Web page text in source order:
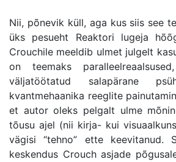
Nii, põnevik küll, aga kus siis see
üks pesueht Reaktori lugeja
Crouchile meeldib ulmet julgelt
on teemaks
väljatöötatud salapärane
kvantmehaanika reeglite
et autor oleks pelgalt ulme
tõusu ajel (nii kirja- kui
vägisi “tehno” ette keevitanud.
keskendus Crouch asjade